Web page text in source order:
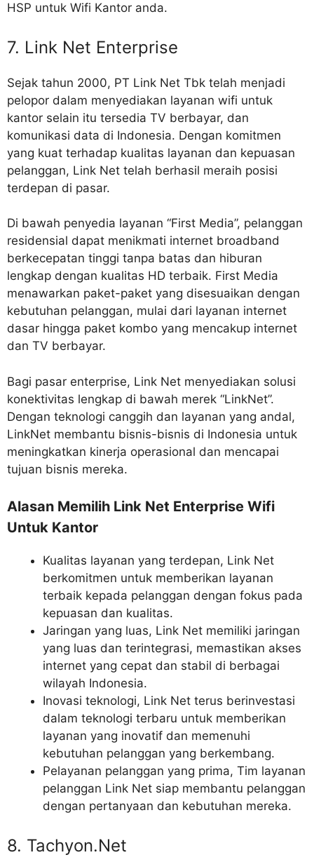
HSP untuk Wifi Kantor anda.
7. Link Net Enterprise
Sejak tahun 2000, PT Link Net Tbk telah menjadi
pelopor dalam menyediakan layanan wifi untuk
kantor selain itu tersedia TV berbayar, dan
komunikasi data di Indonesia. Dengan komitmen
yang kuat terhadap kualitas layanan dan kepuasan
pelanggan, Link Net telah berhasil meraih posisi
terdepan di pasar.
Di bawah penyedia layanan “First Media”, pelanggan
residensial dapat menikmati internet broadband
berkecepatan tinggi tanpa batas dan hiburan
lengkap dengan kualitas HD terbaik. First Media
menawarkan paket-paket yang disesuaikan dengan
kebutuhan pelanggan, mulai dari layanan internet
dasar hingga paket kombo yang mencakup internet
dan TV berbayar.
Bagi pasar enterprise, Link Net menyediakan solusi
konektivitas lengkap di bawah merek “LinkNet”.
Dengan teknologi canggih dan layanan yang andal,
LinkNet membantu bisnis-bisnis di Indonesia untuk
meningkatkan kinerja operasional dan mencapai
tujuan bisnis mereka.
Alasan Memilih Link Net Enterprise Wifi
Untuk Kantor
Kualitas layanan yang terdepan, Link Net
berkomitmen untuk memberikan layanan
terbaik kepada pelanggan dengan fokus pada
kepuasan dan kualitas.
Jaringan yang luas, Link Net memiliki jaringan
yang luas dan terintegrasi, memastikan akses
internet yang cepat dan stabil di berbagai
wilayah Indonesia.
Inovasi teknologi, Link Net terus berinvestasi
dalam teknologi terbaru untuk memberikan
layanan yang inovatif dan memenuhi
kebutuhan pelanggan yang berkembang.
Pelayanan pelanggan yang prima, Tim layanan
pelanggan Link Net siap membantu pelanggan
dengan pertanyaan dan kebutuhan mereka.
8. Tachyon.Net